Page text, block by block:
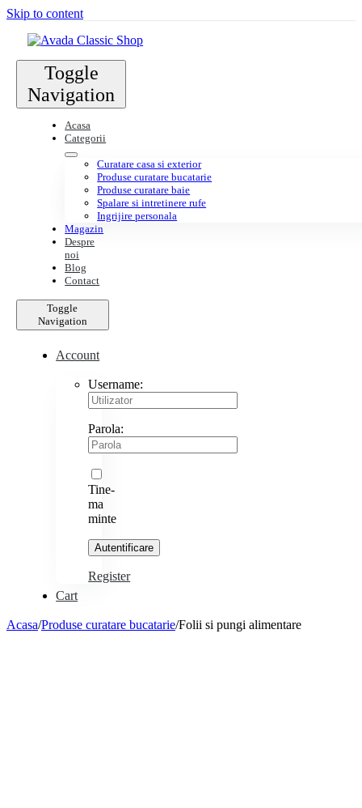
Skip to content
Toggle
Navigation
Acasa
Categorii
Curatare casa si exterior
Produse curatare bucatarie
Produse curatare baie
Spalare si intretinere rufe
Ingrijire personala
Magazin
Despre
noi
Blog
Contact
Toggle
Navigation
Account
Username:
Parola:
Tine-
ma
minte
Register
Cart
Acasa/Produse curatare bucatarie/Folii si pungi alimentare